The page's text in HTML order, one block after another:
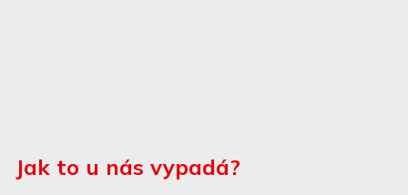
Jak to u nás vypadá?